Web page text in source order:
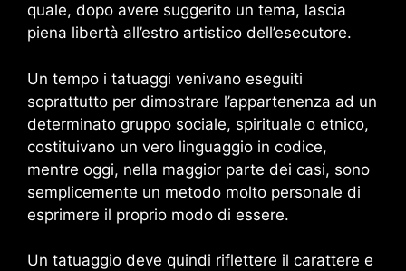
quale, dopo avere suggerito un tema, lascia
piena libertà all’estro artistico dell’esecutore.
Un tempo i tatuaggi venivano eseguiti
soprattutto per dimostrare l’appartenenza ad un
determinato gruppo sociale, spirituale o etnico,
costituivano un vero linguaggio in codice,
mentre oggi, nella maggior parte dei casi, sono
semplicemente un metodo molto personale di
esprimere il proprio modo di essere.
Un tatuaggio deve quindi riflettere il carattere e